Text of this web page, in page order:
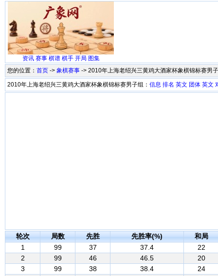
资讯 赛事 棋谱 棋手 开局 图集
您的位置： 首页 -> 象棋赛事 -> 2010年上海老绍兴三黄鸡大酒家杯象棋锦标赛男
2010年上海老绍兴三黄鸡大酒家杯象棋锦标赛男子组： 信息 排名 英文 团体 英文
轮次 局数 先胜 先胜率(%)
和局
1
99 37 37.4
22
2
99 46 46.5
20
3
99 38 38.4
24